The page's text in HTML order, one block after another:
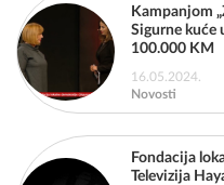
16.05.2024.
Novosti
Kampanjom
Sigurne kuće
100.000 KM
Fondacija
Televizija